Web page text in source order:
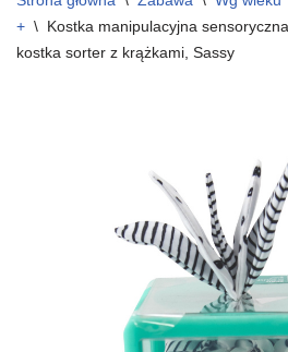
+ \ Kostka manipulacyjna
kostka sorter z krążkami, Sassy